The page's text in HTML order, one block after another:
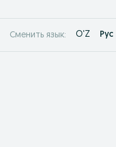
Сменить язык: O'Z Рус